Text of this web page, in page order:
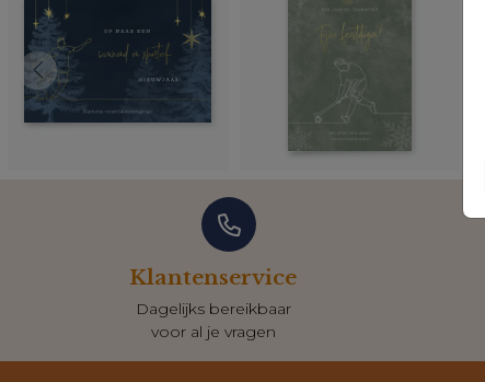
Klantenservice
Dagelijks bereikbaar
voor al je vragen